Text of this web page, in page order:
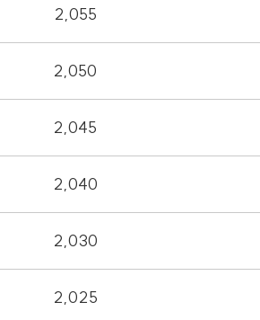
2,055
2,050
2,045
2,040
2,030
2,025